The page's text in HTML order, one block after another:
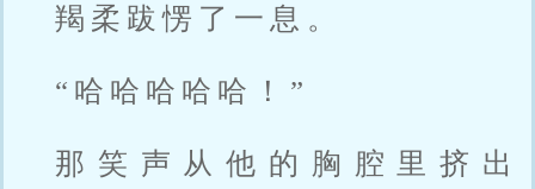
羯柔跋愣了一息。
“哈哈哈哈哈！”
那笑声从他的胸腔里挤出